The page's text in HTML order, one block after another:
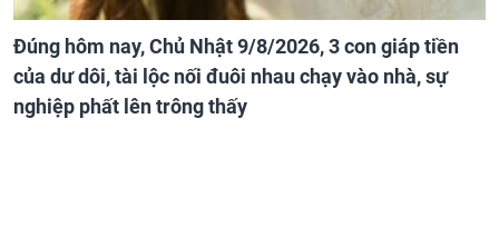
Đúng hôm nay, Chủ Nhật 9/8/2026, 3 con giáp tiền
của dư dôi, tài lộc nối đuôi nhau chạy vào nhà, sự
nghiệp phất lên trông thấy